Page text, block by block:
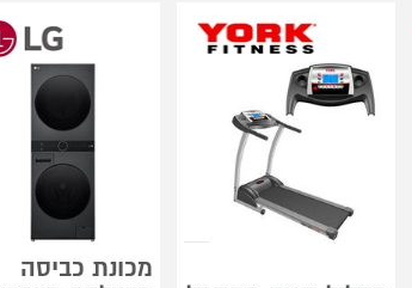
מכונת כביסה